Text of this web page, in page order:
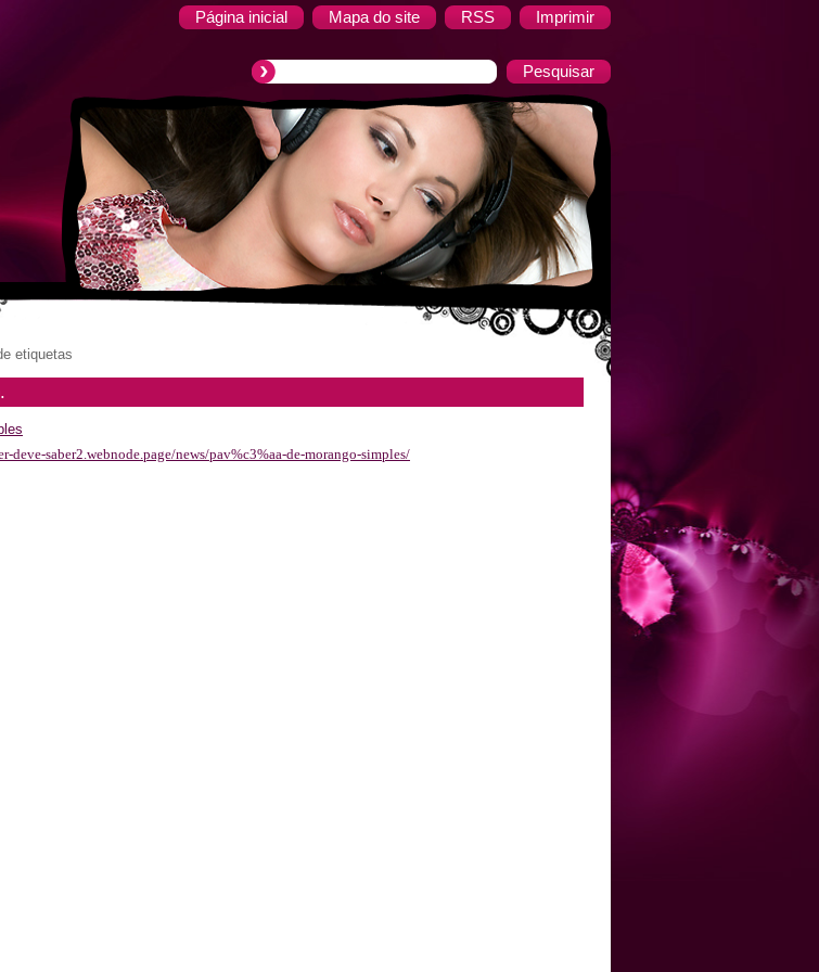
Página inicial Mapa do site RSS Imprimir
etiquetas
deve-saber2.webnode.page/news/pav%c3%aa-de-morango-simples/